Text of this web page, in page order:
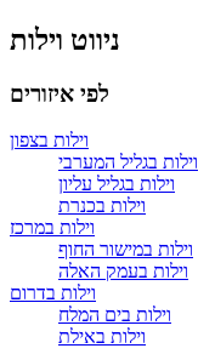
ניווט וילות
לפי איזורים
וילות בצפון
וילות בגליל המערבי
וילות בגליל עליון
וילות בכנרת
וילות במרכז
וילות במישור החוף
וילות בעמק האלה
וילות בדרום
וילות בים המלח
וילות באילת